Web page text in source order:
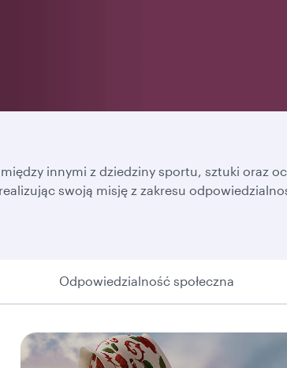
innymi z dziedziny sportu, sztuki oraz
swoją misję z zakresu
Odpowiedzialność społeczna